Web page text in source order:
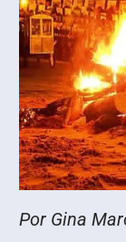
Por Gina